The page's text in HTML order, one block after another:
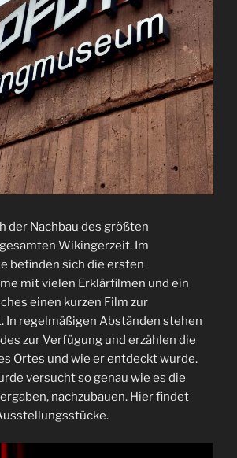
der Nachbau des größten
Wikingerzeit. Im
befinden sich die ersten
mit vielen Erklärfilmen und ein
einen kurzen Film zur
In regelmäßigen Abständen stehen
zur Verfügung und erzählen die
Ortes und wie er entdeckt wurde.
versucht so genau wie es die
nachzubauen. Hier findet